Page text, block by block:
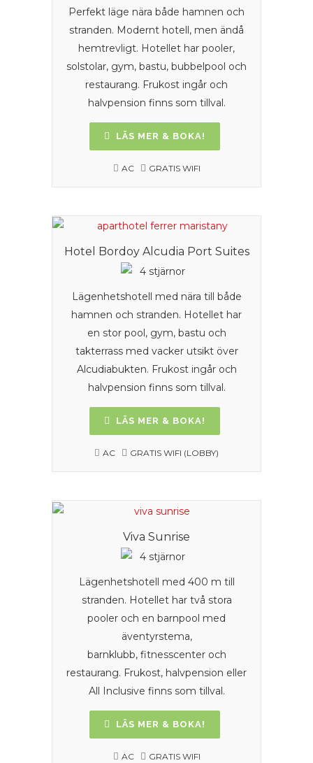
Perfekt läge nära både hamnen och
stranden. Modernt hotell, men ändå
hemtrevligt. Hotellet har pooler,
solstolar, gym, bastu, bubbelpool och
restaurang. Frukost ingår och
halvpension finns som tillval.
LÄS MER & BOKA!
AC GRATIS WIFI
Hotel Bordoy Alcudia Port Suites
Lägenhetshotell med nära till både
hamnen och stranden. Hotellet har
en stor pool, gym, bastu och
takterrass med vacker utsikt över
Alcudiabukten. Frukost ingår och
halvpension finns som tillval.
LÄS MER & BOKA!
AC GRATIS WIFI (LOBBY)
Viva Sunrise
Lägenhetshotell med 400 m till
stranden. Hotellet har två stora
pooler och en barnpool med
äventyrstema,
barnklubb, fitnesscenter och
restaurang. Frukost, halvpension eller
All Inclusive finns som tillval.
LÄS MER & BOKA!
AC GRATIS WIFI